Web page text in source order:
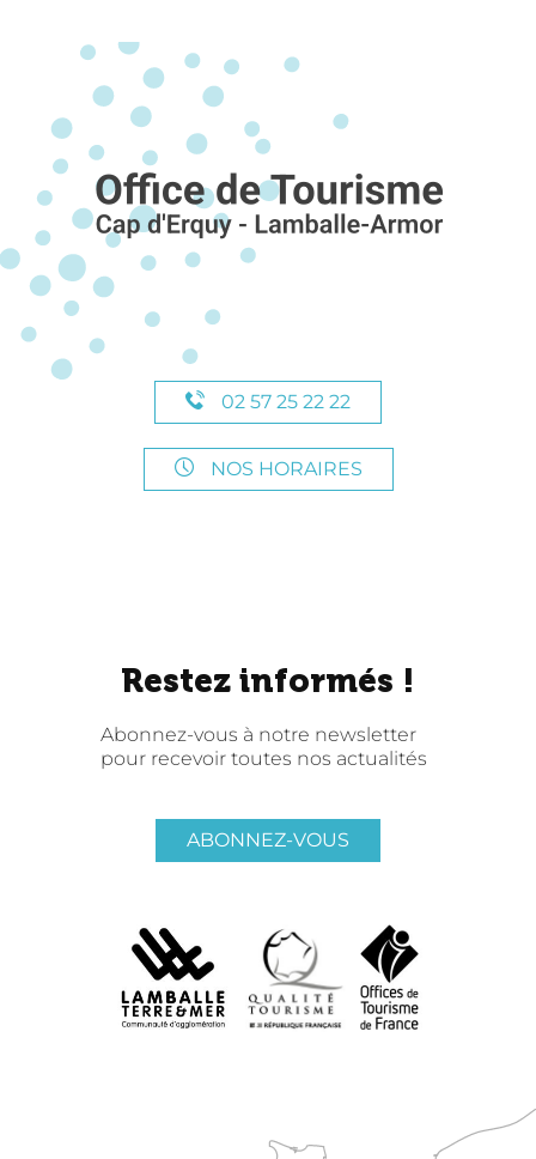
02 57 25 22 22
NOS HORAIRES
Restez informés !
Abonnez-vous à notre newsletter
pour recevoir toutes nos actualités
ABONNEZ-VOUS